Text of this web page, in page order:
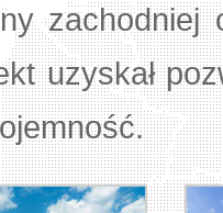
zachodniej
uzyskał